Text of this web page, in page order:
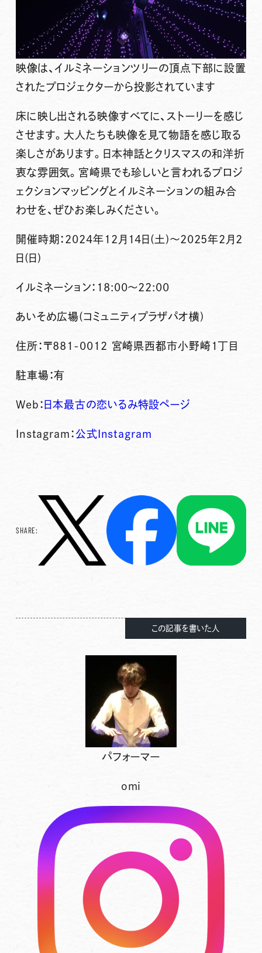
映像は、イルミネーションツリーの頂点下部に設置
されたプロジェクターから投影されています
床に映し出される映像すべてに、ストーリーを感じ
させます。大人たちも映像を見て物語を感じ取る
楽しさがあります。日本神話とクリスマスの和洋折
衷な雰囲気。宮崎県でも珍しいと言われるプロジ
ェクションマッピングとイルミネーションの組み合
わせを、ぜひお楽しみください。
開催時期：2024年12月14日(土)～2025年2月2
日(日)
イルミネーション：18:00～22:00
あいそめ広場(コミュニティプラザパオ横)
住所：〒881-0012 宮崎県西都市小野崎1丁目
駐車場：有
Web： 日本最古の恋いるみ特設ページ
Instagram： 公式Instagram
SHARE:
この記事を書いた人
パフォーマー
omi